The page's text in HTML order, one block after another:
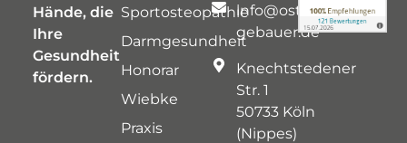
Hände, die
Ihre
Gesundheit
fördern.
Sportosteopathie
Darmgesundheit
Honorar
Wiebke
Praxis
info@osteopathie-
gebauer.de
Knechtstedener
Str. 1
50733 Köln
(Nippes)